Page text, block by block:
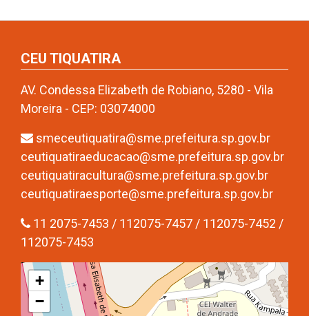
CEU TIQUATIRA
AV. Condessa Elizabeth de Robiano, 5280 - Vila
Moreira - CEP: 03074000
smeceutiquatira@sme.prefeitura.sp.gov.br
ceutiquatiraeducacao@sme.prefeitura.sp.gov.br
ceutiquatiracultura@sme.prefeitura.sp.gov.br
ceutiquatiraesporte@sme.prefeitura.sp.gov.br
11 2075-7453 / 112075-7457 / 112075-7452 /
112075-7453
+
−